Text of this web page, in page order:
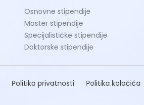
Osnovne stipendije
Master stipendije
Specijalističke stipendije
Doktorske stipendije
Politika privatnosti Politika kolačića